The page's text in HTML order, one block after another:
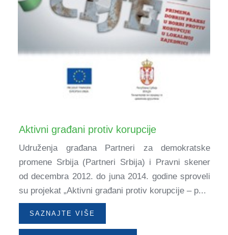
Aktivni građani protiv korupcije
Udruženja građana Partneri za demokratske
promene Srbija (Partneri Srbija) i Pravni skener
od decembra 2012. do juna 2014. godine sproveli
su projekat „Aktivni građani protiv korupcije – p...
SAZNAJTE VIŠE